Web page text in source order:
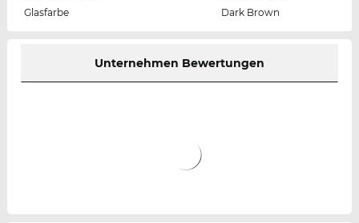
Glasfarbe
Dark Brown
Unternehmen Bewertungen